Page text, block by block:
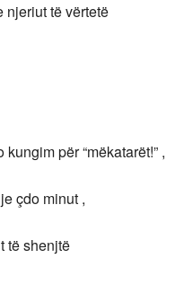
njeriut të vërtetë
për “mëkatarët!” ,
çdo minut ,
të shenjtë